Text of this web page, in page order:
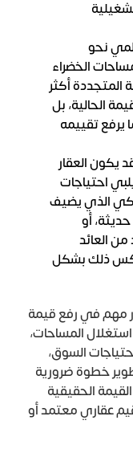
نحو
الخضراء
المتجددة أكثر
الحالية، بل
يرفع تقييمه
يكون العقار
احتياجات
الذي يضيف
أو
العائد
ذلك بشكل
مهم في رفع قيمة
المساحات،
السوق،
خطوة ضرورية
الحقيقية
عقاري معتمد أو